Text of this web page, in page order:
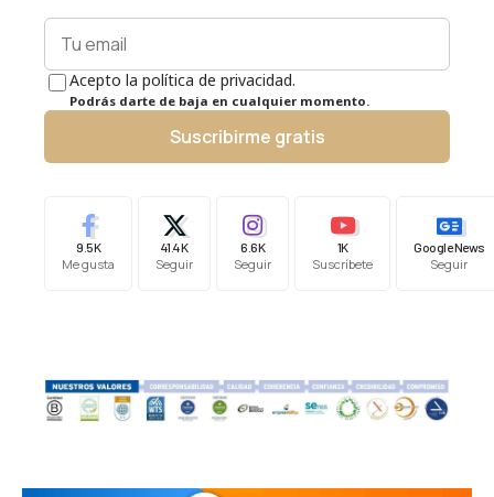
Acepto la política de privacidad.
Podrás darte de baja en cualquier momento.
Suscribirme gratis
9.5K
Me gusta
41.4K
Seguir
6.6K
Seguir
1K
Suscríbete
Google News
Seguir